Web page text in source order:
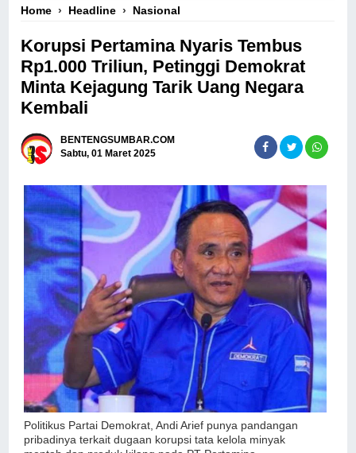
Home › Headline › Nasional
Korupsi Pertamina Nyaris Tembus
Rp1.000 Triliun, Petinggi Demokrat
Minta Kejagung Tarik Uang Negara
Kembali
BENTENGSUMBAR.COM
Sabtu, 01 Maret 2025
Politikus Partai Demokrat, Andi Arief punya pandangan
pribadinya terkaitdugaan korupsi tata kelola minyak